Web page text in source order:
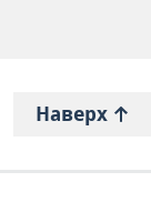
Наверх